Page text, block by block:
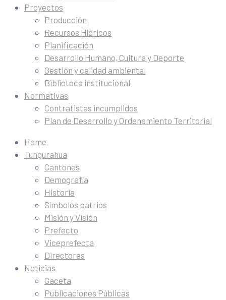
Proyectos
Producción
Recursos Hídricos
Planificación
Desarrollo Humano, Cultura y Deporte
Gestión y calidad ambiental
Biblioteca institucional
Normativas
Contratistas incumplidos
Plan de Desarrollo y Ordenamiento Territorial
Home
Tungurahua
Cantones
Demografía
Historia
Símbolos patrios
Misión y Visión
Prefecto
Viceprefecta
Directores
Noticias
Gaceta
Publicaciones Públicas